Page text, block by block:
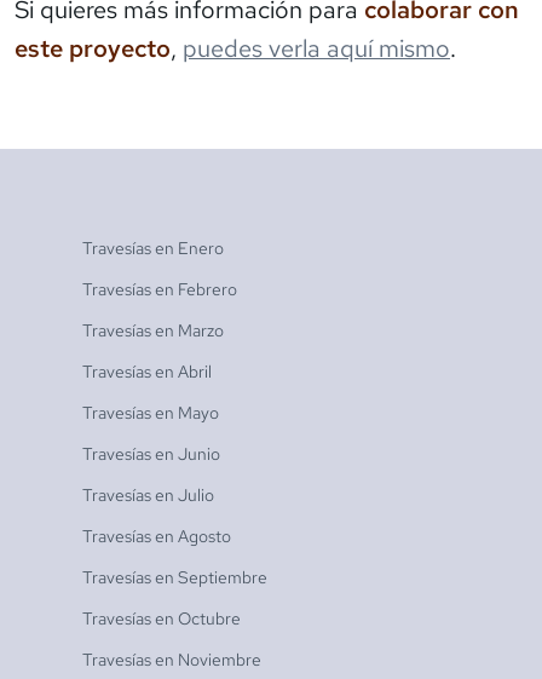
Si quieres más información para colaborar con
este proyecto, puedes verla aquí mismo.
Travesías en Enero
Travesías en Febrero
Travesías en Marzo
Travesías en Abril
Travesías en Mayo
Travesías en Junio
Travesías en Julio
Travesías en Agosto
Travesías en Septiembre
Travesías en Octubre
Travesías en Noviembre